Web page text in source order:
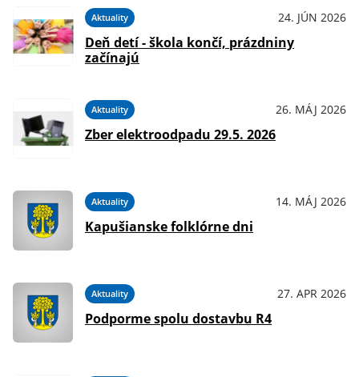
Aktuality 24. JÚN 2026
Deň detí - škola končí, prázdniny
začínajú
Aktuality 26. MÁJ 2026
Zber elektroodpadu 29.5. 2026
Aktuality 14. MÁJ 2026
Kapušianske folklórne dni
Aktuality 27. APR 2026
Podporme spolu dostavbu R4